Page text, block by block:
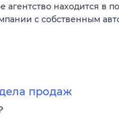
находится в
с собственным
продаж